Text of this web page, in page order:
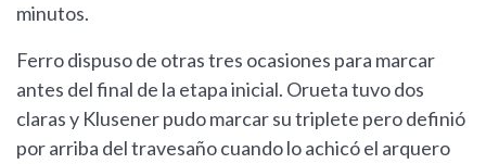
minutos.
Ferro dispuso de otras tres ocasiones para marcar
antes del final de la etapa inicial. Orueta tuvo dos
claras y Klusener pudo marcar su triplete pero definió
por arriba del travesaño cuando lo achicó el arquero